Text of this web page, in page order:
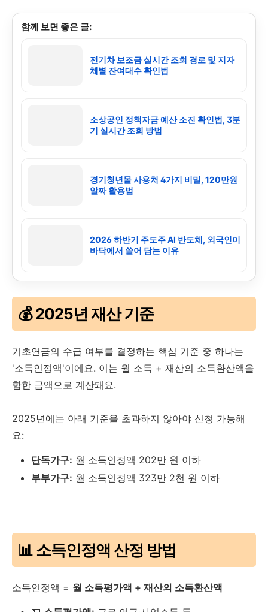
함께 보면 좋은 글:
전기차 보조금 실시간 조회 경로 및 지자
체별 잔여대수 확인법
소상공인 정책자금 예산 소진 확인법, 3분
기 실시간 조회 방법
경기청년몰 사용처 4가지 비밀, 120만원
알짜 활용법
2026 하반기 주도주 AI 반도체, 외국인이
바닥에서 쓸어 담는 이유
💰 2025년 재산 기준
기초연금의 수급 여부를 결정하는 핵심 기준 중 하나는
'소득인정액'이에요. 이는 월 소득 + 재산의 소득환산액을
합한 금액으로 계산돼요.
2025년에는 아래 기준을 초과하지 않아야 신청 가능해
요:
단독가구: 월 소득인정액 202만 원 이하
부부가구: 월 소득인정액 323만 2천 원 이하
📊 소득인정액 산정 방법
소득인정액 = 월 소득평가액 + 재산의 소득환산액